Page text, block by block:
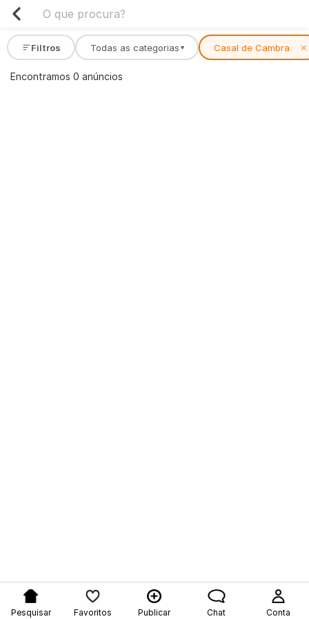
Filtros Todas as categorias ▾ Casal de Cambra ✕
Encontramos 0 anúncios
Pesquisar Favoritos Publicar Chat Conta